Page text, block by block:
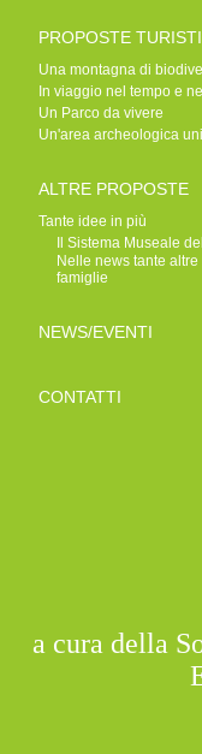
PROPOSTE
Una montagna di
In viaggio nel tempo e
Un Parco da vivere
Un'area archeologica
ALTRE PROPOSTE
Tante idee in più
Il Sistema Museale
Nelle news tante
famiglie
NEWS/EVENTI
CONTATTI
a cura della